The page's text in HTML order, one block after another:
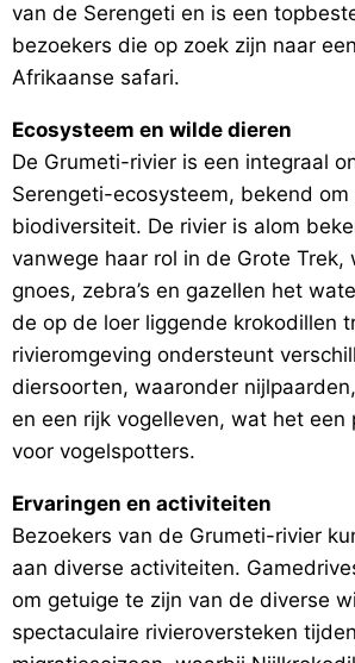
van de Serengeti en is een
bezoekers die op zoek zijn naar
Afrikaanse safari.
Ecosysteem en wilde dieren
De Grumeti-rivier is een integraal
Serengeti-ecosysteem, bekend om
biodiversiteit. De rivier is alom
vanwege haar rol in de Grote Trek,
gnoes, zebra’s en gazellen het
de op de loer liggende krokodillen
rivieromgeving ondersteunt
diersoorten, waaronder
en een rijk vogelleven, wat het een
voor vogelspotters.
Ervaringen en activiteiten
Bezoekers van de Grumeti-rivier
aan diverse activiteiten.
om getuige te zijn van de diverse
spectaculaire rivieroversteken